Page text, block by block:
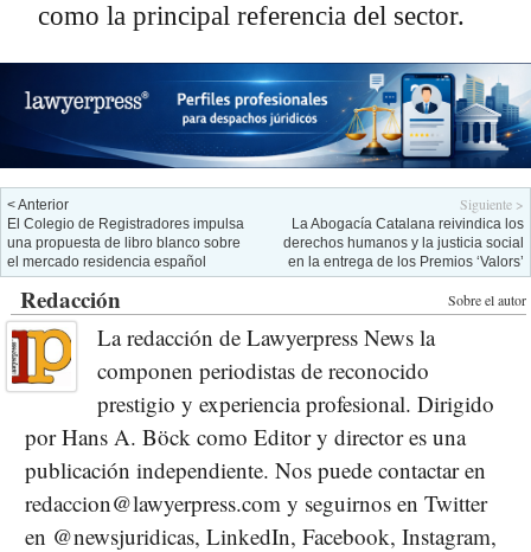
como la principal referencia del sector.
< Anterior
El Colegio de Registradores impulsa
una propuesta de libro blanco sobre
el mercado residencia español
Siguiente >
La Abogacía Catalana reivindica los
derechos humanos y la justicia social
en la entrega de los Premios ‘Valors’
Sobre el autor
Redacción
La redacción de Lawyerpress News la
componen periodistas de reconocido
prestigio y experiencia profesional. Dirigido
por Hans A. Böck como Editor y director es una
publicación independiente. Nos puede contactar en
redaccion@lawyerpress.com y seguirnos en Twitter
en @newsjuridicas, LinkedIn, Facebook, Instagram,